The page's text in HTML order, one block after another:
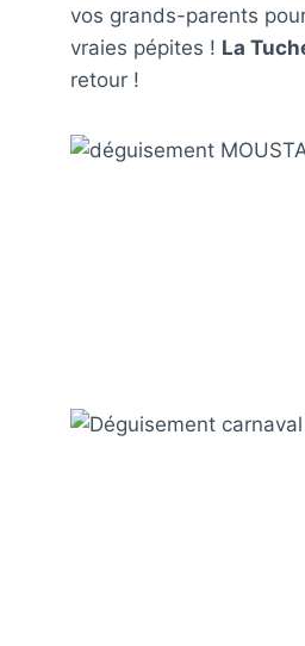
vos grands-parents
vraies pépites ! La
retour !